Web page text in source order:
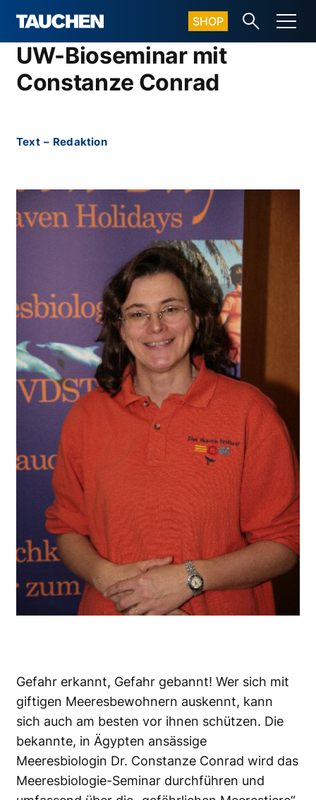
SHOP
UW-Bioseminar mit
Constanze Conrad
Text – Redaktion
Gefahr erkannt, Gefahr gebannt! Wer sich mit
giftigen Meeresbewohnern auskennt, kann
sich auch am besten vor ihnen schützen. Die
bekannte, in Ägypten ansässige
Meeresbiologin Dr. Constanze Conrad wird das
Meeresbiologie-Seminar durchführen und